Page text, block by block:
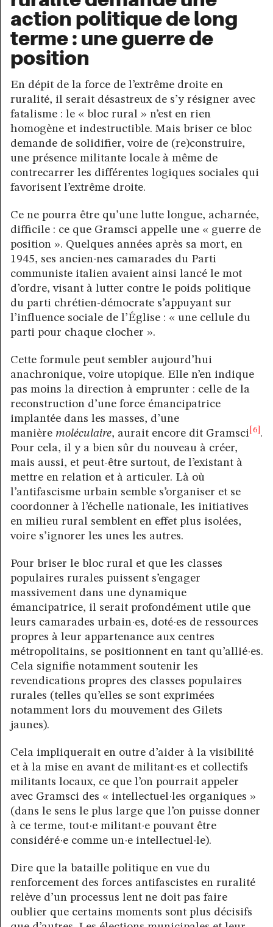
action politique de long
terme : une guerre de
position
En dépit de la force de l’extrême droite en
ruralité, il serait désastreux de s’y résigner avec
fatalisme : le « bloc rural » n’est en rien
homogène et indestructible. Mais briser ce bloc
demande de solidifier, voire de (re)construire,
une présence militante locale à même de
contrecarrer les différentes logiques sociales qui
favorisent l’extrême droite.
Ce ne pourra être qu’une lutte longue, acharnée,
difficile : ce que Gramsci appelle une « guerre de
position ». Quelques années après sa mort, en
1945, ses ancien·nes camarades du Parti
communiste italien avaient ainsi lancé le mot
d’ordre, visant à lutter contre le poids politique
du parti chrétien-démocrate s’appuyant sur
l’influence sociale de l’Église : « une cellule du
parti pour chaque clocher ».
Cette formule peut sembler aujourd’hui
anachronique, voire utopique. Elle n’en indique
pas moins la direction à emprunter : celle de la
reconstruction d’une force émancipatrice
implantée dans les masses, d’une
manière moléculaire, aurait encore dit Gramsci [6] .
Pour cela, il y a bien sûr du nouveau à créer,
mais aussi, et peut-être surtout, de l’existant à
mettre en relation et à articuler. Là où
l’antifascisme urbain semble s’organiser et se
coordonner à l’échelle nationale, les initiatives
en milieu rural semblent en effet plus isolées,
voire s’ignorer les unes les autres.
Pour briser le bloc rural et que les classes
populaires rurales puissent s’engager
massivement dans une dynamique
émancipatrice, il serait profondément utile que
leurs camarades urbain·es, doté·es de ressources
propres à leur appartenance aux centres
métropolitains, se positionnent en tant qu’allié·es.
Cela signifie notamment soutenir les
revendications propres des classes populaires
rurales (telles qu’elles se sont exprimées
notamment lors du mouvement des Gilets
jaunes).
Cela impliquerait en outre d’aider à la visibilité
et à la mise en avant de militant·es et collectifs
militants locaux, ce que l’on pourrait appeler
avec Gramsci des « intellectuel·les organiques »
(dans le sens le plus large que l’on puisse donner
à ce terme, tout·e militant·e pouvant être
considéré·e comme un·e intellectuel·le).
Dire que la bataille politique en vue du
renforcement des forces antifascistes en ruralité
relève d’un processus lent ne doit pas faire
oublier que certains moments sont plus décisifs